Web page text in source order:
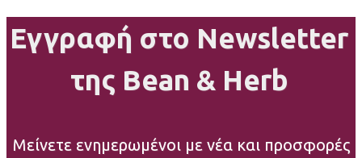
Εγγραφή στο Newsletter
της Bean & Herb
Μείνετε ενημερωμένοι με νέα και προσφορές